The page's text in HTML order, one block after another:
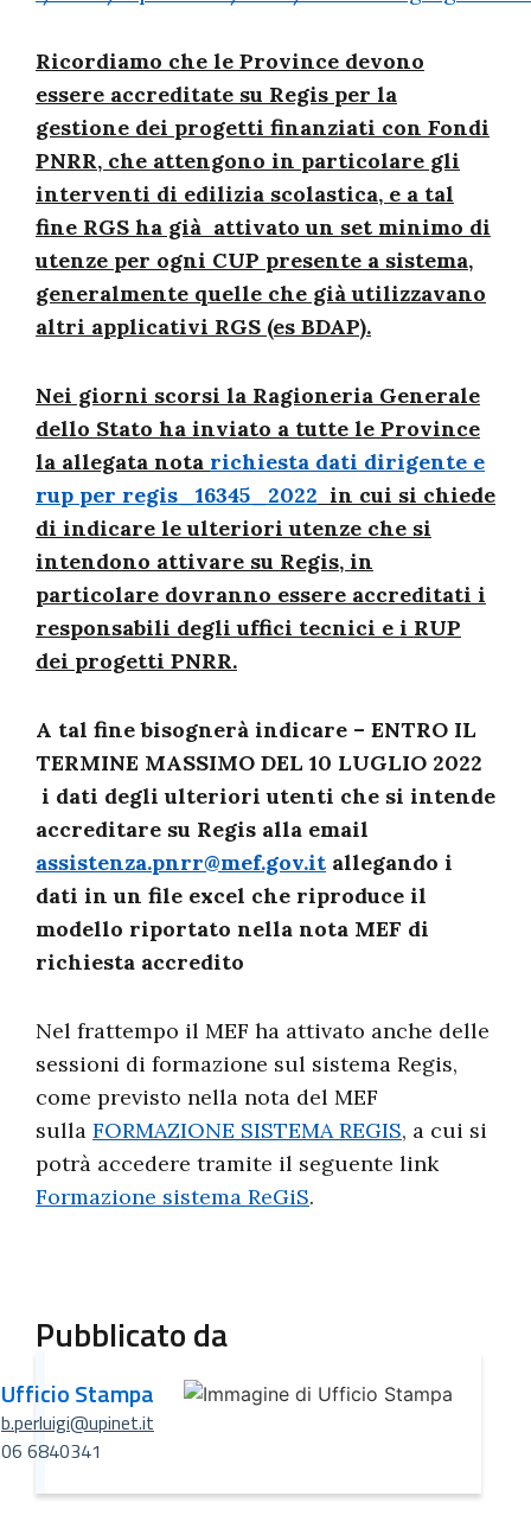
Ricordiamo che le Province devono
essere accreditate su Regis per la
gestione dei progetti finanziati con Fondi
PNRR, che attengono in particolare gli
interventi di edilizia scolastica, e a tal
fine RGS ha già attivato un set minimo di
utenze per ogni CUP presente a sistema,
generalmente quelle che già utilizzavano
altri applicativi RGS (es BDAP).
Nei giorni scorsi la Ragioneria Generale
dello Stato ha inviato a tutte le Province
la allegata nota richiesta dati dirigente e
rup per regis_16345_2022 in cui si chiede
di indicare le ulteriori utenze che si
intendono attivare su Regis, in
particolare dovranno essere accreditati i
responsabili degli uffici tecnici e i RUP
dei progetti PNRR.
A tal fine bisognerà indicare – ENTRO IL
TERMINE MASSIMO DEL 10 LUGLIO 2022
i dati degli ulteriori utenti che si intende
accreditare su Regis alla email
assistenza.pnrr@mef.gov.it allegando i
dati in un file excel che riproduce il
modello riportato nella nota MEF di
richiesta accredito
Nel frattempo il MEF ha attivato anche delle
sessioni di formazione sul sistema Regis,
come previsto nella nota del MEF
sulla FORMAZIONE SISTEMA REGIS, a cui si
potrà accedere tramite il seguente link
Formazione sistema ReGiS.
Pubblicato da
Ufficio Stampa
b.perluigi@upinet.it
06 6840341